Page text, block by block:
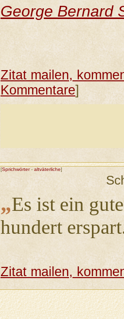
George Bernard
Zitat mailen,
Kommentare]
[Sprichwörter- altväterliche]
„Es ist ein
hundert
Zitat mailen,